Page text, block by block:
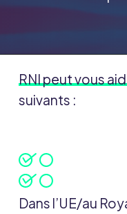
RNI peut vous
suivants :
Dans l’UE/au